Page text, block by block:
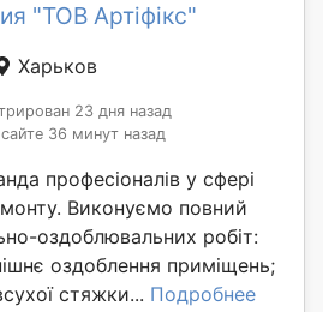
"ТОВ Артіфікс"
Харьков
23 дня назад
36 минут назад
професіоналів у сфері
Виконуємо повний
оздоблювальних робіт:
оздоблення приміщень;
стяжки... Подробнее